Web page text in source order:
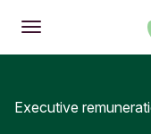
Openen
Hoofdmenu
Executive